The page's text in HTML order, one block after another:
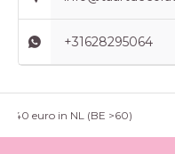
+31628295064
>40 euro in NL (BE >60)